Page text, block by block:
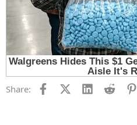
Share: FacebookX (Twitter)
LinkedInReddit